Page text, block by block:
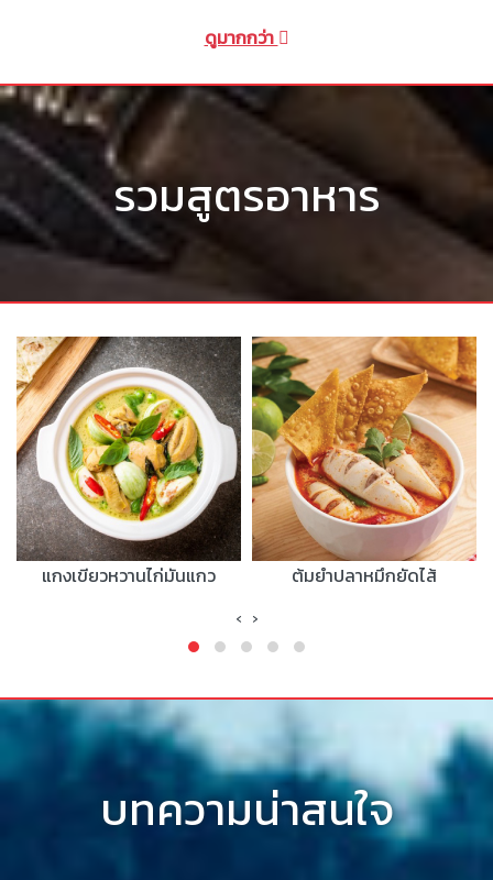
ดูมากกว่า
รวมสูตรอาหาร
แกงเขียวหวานไก่มันแกว ต้มยำปลาหมึกยัดไส้
‹ ›
บทความน่าสนใจ